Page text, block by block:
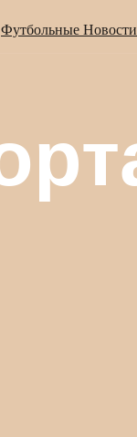
Футбольные Новости